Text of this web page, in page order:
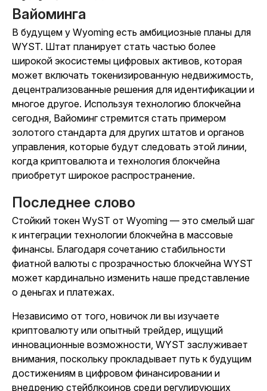
Вайоминга
В будущем у Wyoming есть амбициозные планы для
WYST. Штат планирует стать частью более
широкой экосистемы цифровых активов, которая
может включать токенизированную недвижимость,
децентрализованные решения для идентификации и
многое другое. Используя технологию блокчейна
сегодня, Вайоминг стремится стать примером
золотого стандарта для других штатов и органов
управления, которые будут следовать этой линии,
когда криптовалюта и технология блокчейна
приобретут широкое распространение.
Последнее слово
Стойкий токен WyST от Wyoming — это смелый шаг
к интеграции технологии блокчейна в массовые
финансы. Благодаря сочетанию стабильности
фиатной валюты с прозрачностью блокчейна WYST
может кардинально изменить наше представление
о деньгах и платежах.
Независимо от того, новичок ли вы изучаете
криптовалюту или опытный трейдер, ищущий
инновационные возможности, WYST заслуживает
внимания, поскольку прокладывает путь к будущим
достижениям в цифровом финансировании и
внедрению стейблкоинов среди регулирующих